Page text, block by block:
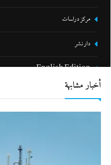
أخبار مشابهة
مركز دراسات
دار نشر
English Edition
من نحن!